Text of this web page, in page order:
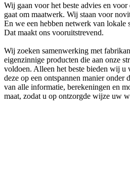
Wij gaan voor het beste advies en
gaat om maatwerk. Wij staan voor
En we een hebben netwerk van lokale
Dat maakt ons vooruitstrevend.
Wij zoeken samenwerking met
eigenzinnige producten die aan onze
voldoen. Alleen het beste bieden wij u
deze op een ontspannen manier onder
van alle informatie, berekeningen en
maat, zodat u op ontzorgde wijze uw